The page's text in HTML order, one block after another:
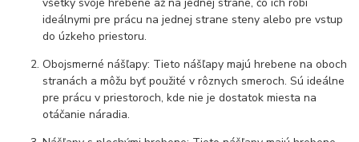
všetky svoje hrebene až na jednej strane, čo ich robí
ideálnymi pre prácu na jednej strane steny alebo pre vstup
do úzkeho priestoru.
Obojsmerné nášľapy: Tieto nášľapy majú hrebene na oboch
stranách a môžu byť použité v rôznych smeroch. Sú ideálne
pre prácu v priestoroch, kde nie je dostatok miesta na
otáčanie náradia.